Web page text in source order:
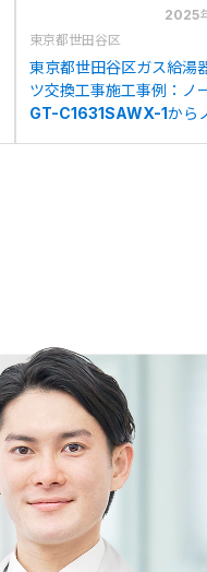
2025
東京都世田谷区
東京都世田谷区ガス給湯
ツ交換工事施工事例：ノ
GT-C1631SAWX-1から